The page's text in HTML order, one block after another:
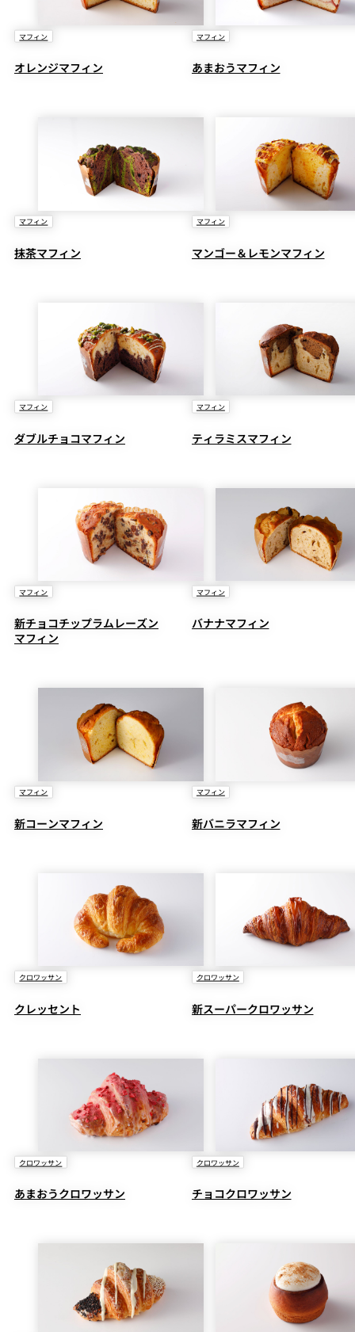
マフィン
オレンジマフィン
マフィン
あまおうマフィン
マフィン
抹茶マフィン
マフィン
マンゴー＆レモンマフィン
マフィン
ダブルチョコマフィン
マフィン
ティラミスマフィン
マフィン
新チョコチップラムレーズン
マフィン
マフィン
バナナマフィン
マフィン
新コーンマフィン
マフィン
新バニラマフィン
クロワッサン
クレッセント
クロワッサン
新スーパークロワッサン
クロワッサン
あまおうクロワッサン
クロワッサン
チョコクロワッサン